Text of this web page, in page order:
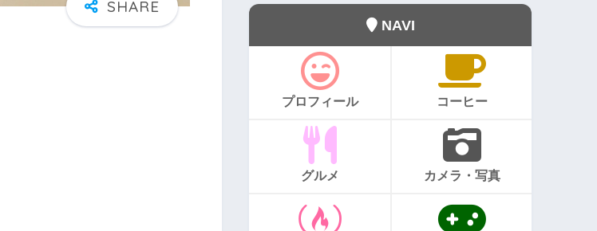
NAVI
プロフィール コーヒー
グルメ カメラ・写真